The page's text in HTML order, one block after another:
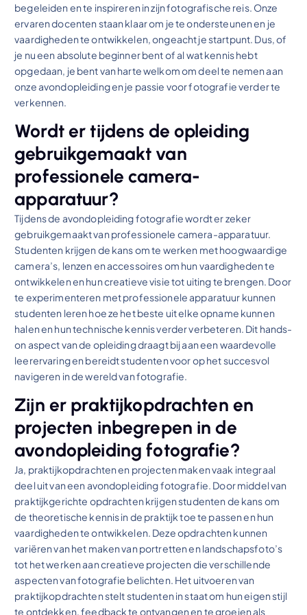
begeleiden en te inspireren in zijn fotografische reis. Onze
ervaren docenten staan klaar om je te ondersteunen en je
vaardigheden te ontwikkelen, ongeacht je startpunt. Dus, of
je nu een absolute beginner bent of al wat kennis hebt
opgedaan, je bent van harte welkom om deel te nemen aan
onze avondopleiding en je passie voor fotografie verder te
verkennen.
Wordt er tijdens de opleiding
gebruikgemaakt van
professionele camera-
apparatuur?
Tijdens de avondopleiding fotografie wordt er zeker
gebruikgemaakt van professionele camera-apparatuur.
Studenten krijgen de kans om te werken met hoogwaardige
camera’s, lenzen en accessoires om hun vaardigheden te
ontwikkelen en hun creatieve visie tot uiting te brengen. Door
te experimenteren met professionele apparatuur kunnen
studenten leren hoe ze het beste uit elke opname kunnen
halen en hun technische kennis verder verbeteren. Dit hands-
on aspect van de opleiding draagt bij aan een waardevolle
leerervaring en bereidt studenten voor op het succesvol
navigeren in de wereld van fotografie.
Zijn er praktijkopdrachten en
projecten inbegrepen in de
avondopleiding fotografie?
Ja, praktijkopdrachten en projecten maken vaak integraal
deel uit van een avondopleiding fotografie. Door middel van
praktijkgerichte opdrachten krijgen studenten de kans om
de theoretische kennis in de praktijk toe te passen en hun
vaardigheden te ontwikkelen. Deze opdrachten kunnen
variëren van het maken van portretten en landschapsfoto’s
tot het werken aan creatieve projecten die verschillende
aspecten van fotografie belichten. Het uitvoeren van
praktijkopdrachten stelt studenten in staat om hun eigen stijl
te ontdekken, feedback te ontvangen en te groeien als